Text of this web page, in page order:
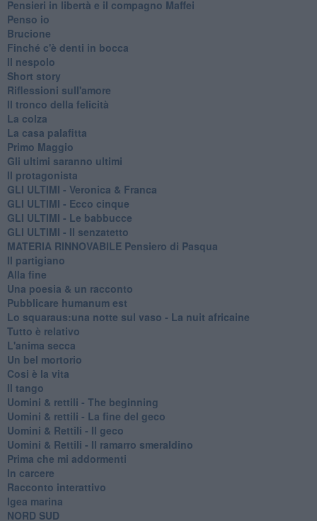
Pensieri in libertà e il compagno Maffei
Penso io
Brucione
Finché c'è denti in bocca
Il nespolo
Short story
Riflessioni sull'amore
Il tronco della felicità
La colza
La casa palafitta
Primo Maggio
Gli ultimi saranno ultimi
Il protagonista
GLI ULTIMI - Veronica & Franca
GLI ULTIMI - Ecco cinque
GLI ULTIMI - Le babbucce
GLI ULTIMI - Il senzatetto
MATERIA RINNOVABILE Pensiero di Pasqua
Il partigiano
Alla fine
Una poesia & un racconto
Pubblicare humanum est
Lo squaraus:una notte sul vaso - La nuit africaine
Tutto è relativo
L'anima secca
Un bel mortorio
Cosi è la vita
Il tango
​Uomini & rettili - The beginning
​Uomini & rettili - La fine del geco
Uomini & Rettili - Il geco
Uomini & Rettili - Il ramarro smeraldino
Prima che mi addormenti
In carcere
Racconto interattivo
Igea marina
​NORD SUD